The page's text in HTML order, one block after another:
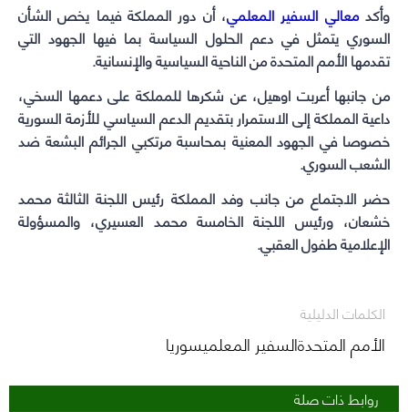
وأكدمعالي السفير ‏المعلمي، أن دور المملكة فيما يخص الشأن
السوري يتمثل في دعم الحلول السياسة بما فيها ‏الجهود التي
تقدمها الأمم المتحدة من الناحية السياسية والإنسانية.‏
من جانبها أعربت اوهيل، عن شكرها ‏للمملكة على دعمها السخي،
داعية المملكة إلى الاستمرار بتقديم الدعم السياسي للأزمة السورية
‏خصوصا في الجهود المعنية بمحاسبة مرتكبي الجرائم البشعة ضد
الشعب السوري. ‏
حضر الاجتماع من جانب وفد المملكة رئيس اللجنة الثالثة محمد
خشعان، ورئيس اللجنة الخامسة ‏محمد العسيري، والمسؤولة
الإعلامية طفول العقبي.‏
الكلمات الدليلية
الأمم المتحدةالسفير المعلميسوريا
روابط ذات صلة